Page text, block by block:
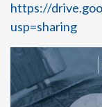
https://
usp=sharing